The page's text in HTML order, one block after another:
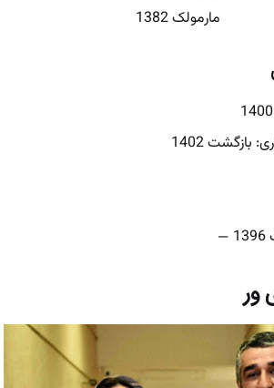
مارمولک 1382
بازگشت 1402
—
ور